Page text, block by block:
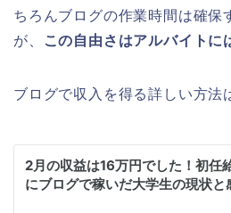
ちろんブログの作業時間は確保
が、
この自由さはアルバイトに
ブログで収入を得る詳しい方法